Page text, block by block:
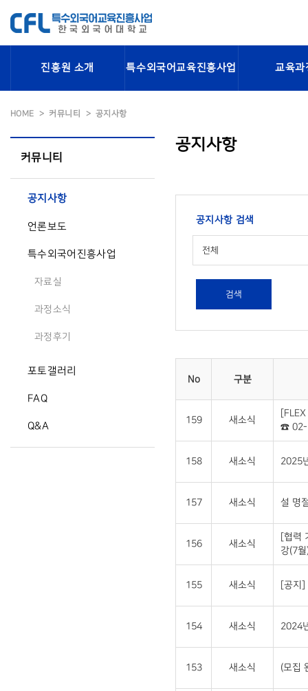
진흥원 소개 특수외국어교육진흥사업 교육과
HOME 커뮤니티 공지사항
커뮤니티
공지사항
언론보도
특수외국어진흥사업
자료실
과정소식
과정후기
포토갤러리
FAQ
Q&A
공지사항
공지사항 검색
전체
검색
No 구분
159 새소식
☎ 02-
158 새소식 2025
157 새소식 설 명
156 새소식
[협력
강(7월
155 새소식 [공지]
154 새소식 2024
153 새소식 (모집